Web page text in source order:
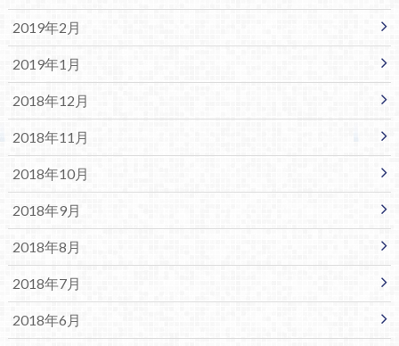
2019年2月
2019年1月
2018年12月
2018年11月
2018年10月
2018年9月
2018年8月
2018年7月
2018年6月